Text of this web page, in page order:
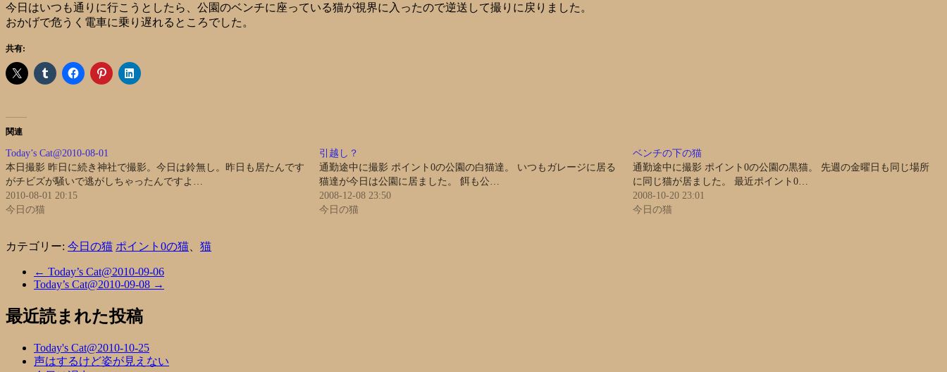
今日はいつも通りに行こうとしたら、公園のベンチに座っている猫が視界に入ったので逆送して撮りに戻りました。
おかげで危うく電車に乗り遅れるところでした。
共有:
関連
Today’s Cat@2010-08-01
本日撮影 昨日に続き神社で撮影。今日は鈴無し。昨日も居たんです
がチビズが騒いで逃がしちゃったんですよ…
2010-08-01 20:15
今日の猫
引越し？
通勤途中に撮影 ポイント0の公園の白猫達。 いつもガレージに居る
猫達が今日は公園に居ました。 餌も公…
2008-12-08 23:50
今日の猫
ベンチの下の猫
通勤途中に撮影 ポイント0の公園の黒猫。 先週の金曜日も同じ場所
に同じ猫が居ました。 最近ポイント0…
2008-10-20 23:01
今日の猫
カテゴリー: 今日の猫 ポイント0の猫 猫
← Today’s Cat@2010-09-06
Today’s Cat@2010-09-08 →
最近読まれた投稿
Today's Cat@2010-10-25
声はするけど姿が見えない